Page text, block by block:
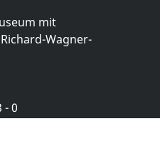
mit
Wagner-
- 0